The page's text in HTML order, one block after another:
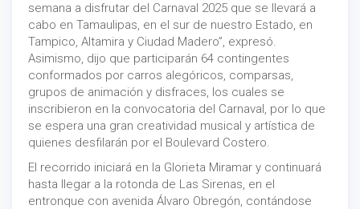
semana a disfrutar del Carnaval 2025 que se llevará a
cabo en Tamaulipas, en el sur de nuestro Estado, en
Tampico, Altamira y Ciudad Madero”, expresó.
Asimismo, dijo que participarán 64 contingentes
conformados por carros alegóricos, comparsas,
grupos de animación y disfraces, los cuales se
inscribieron en la convocatoria del Carnaval, por lo que
se espera una gran creatividad musical y artística de
quienes desfilarán por el Boulevard Costero.
El recorrido iniciará en la Glorieta Miramar y continuará
hasta llegar a la rotonda de Las Sirenas, en el
entronque con avenida Álvaro Obregón, contándose